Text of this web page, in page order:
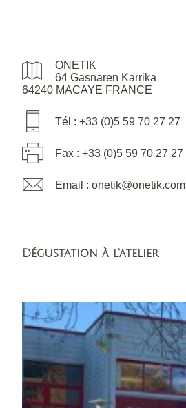
ONETIK
64 Gasnaren Karrika
64240 MACAYE FRANCE
Tél : +33 (0)5 59 70 27 27
Fax : +33 (0)5 59 70 27 27
Email : onetik@onetik.com
Dégustation à l'atelier